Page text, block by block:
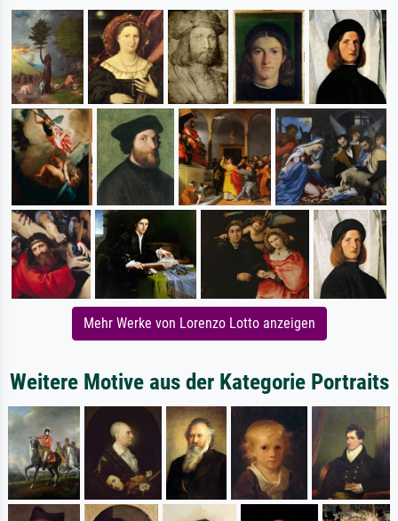
Mehr Werke von Lorenzo Lotto anzeigen
Weitere Motive aus der Kategorie Portraits